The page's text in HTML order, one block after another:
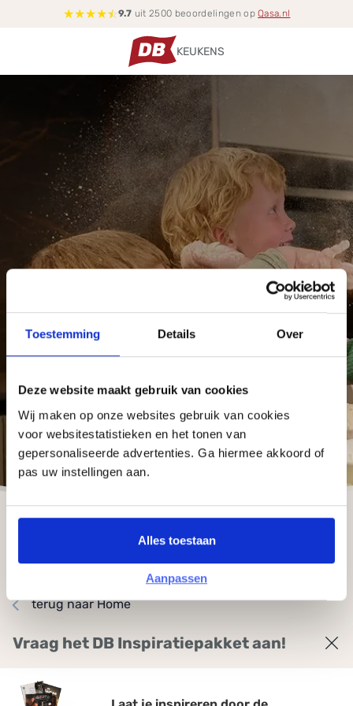
Toestemming Details Over
Deze website maakt gebruik van cookies
Wij maken op onze websites gebruik van cookies
voor websitestatistieken en het tonen van
gepersonaliseerde advertenties. Ga hiermee akkoord of
pas uw instellingen aan.
Alles toestaan
Aanpassen
Vraag het DB Inspiratiepakket aan!
★★★★☆ 9.7 uit 2500 beoordelingen opQasa.nl
KEUKENS
Geachte
terug naar Home